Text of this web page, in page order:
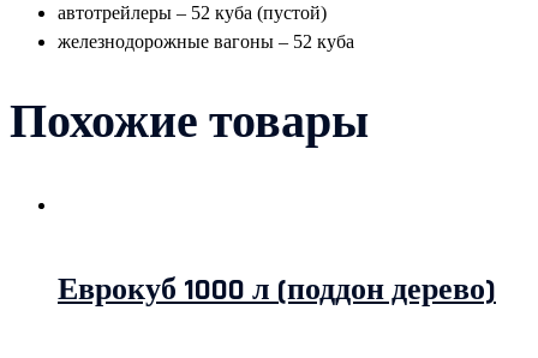
автотрейлеры – 52 куба (пустой)
железнодорожные вагоны – 52 куба
Похожие товары
Еврокуб 1000 л (поддон дерево)